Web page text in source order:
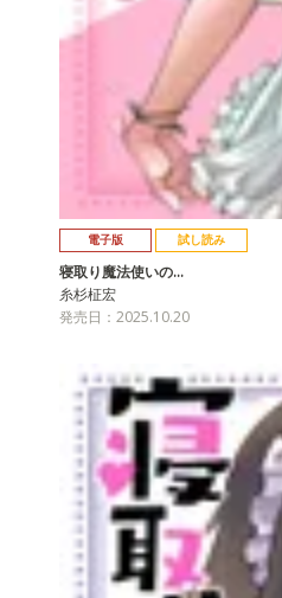
電子版 試し読み
寝取り魔法使いの…
糸杉柾宏
発売日：2025.10.20